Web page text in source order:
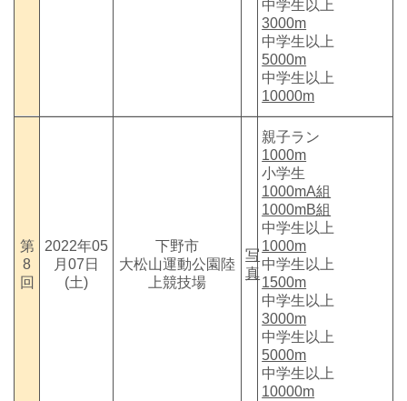
中学生以上
3000m
中学生以上
5000m
中学生以上
10000m
第
8
回
2022年05
月07日
(土)
下野市
大松山運動公園陸
上競技場
写
真
親子ラン
1000m
小学生
1000mA組
1000mB組
中学生以上
1000m
中学生以上
1500m
中学生以上
3000m
中学生以上
5000m
中学生以上
10000m